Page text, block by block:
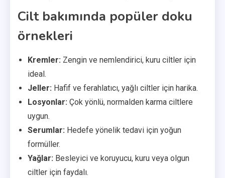
Cilt bakımında popüler doku
örnekleri
Kremler: Zengin ve nemlendirici, kuru ciltler için
ideal.
Jeller: Hafif ve ferahlatıcı, yağlı ciltler için harika.
Losyonlar: Çok yönlü, normalden karma ciltlere
uygun.
Serumlar: Hedefe yönelik tedavi için yoğun
formüller.
Yağlar: Besleyici ve koruyucu, kuru veya olgun
ciltler için faydalı.